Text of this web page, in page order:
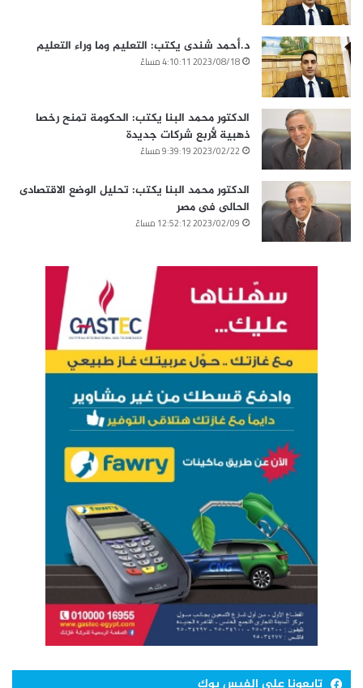
د.أحمد شندى يكتب: التعليم وما وراء التعليم
2023/08/18 4:10:11 مساءً
الدكتور محمد البنا يكتب: الحكومة تمنح رخصا
ذهبية لأربع شركات جديدة
2023/02/22 9:39:19 مساءً
الدكتور محمد البنا يكتب: تحليل الوضع الاقتصادى
الحالى فى مصر
2023/02/09 12:52:12 مساءً